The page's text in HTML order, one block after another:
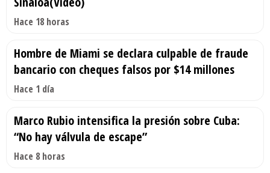
Hace 18 horas
Hombre de Miami se declara culpable de fraude
bancario con cheques falsos por $14 millones
Hace 1 día
Marco Rubio intensifica la presión sobre Cuba:
“No hay válvula de escape”
Hace 8 horas